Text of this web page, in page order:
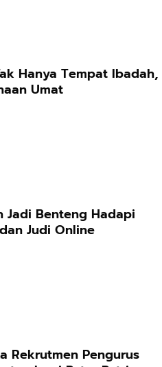
Hanya Tempat Ibadah,
Umat
Jadi Benteng Hadapi
Judi Online
Rekrutmen Pengurus